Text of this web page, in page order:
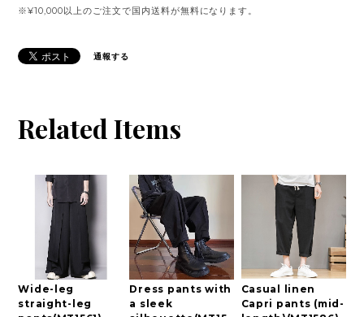
※¥10,000以上のご注文で国内送料が無料になります。
通報する
Related Items
Wide-leg
straight-leg
Dress pants with
a sleek
Casual linen
Capri pants (mid-